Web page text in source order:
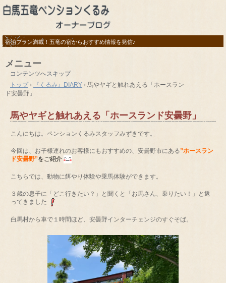
宿泊プラン満載！五竜の宿からおすすめ情報を発信♪
メニュー
コンテンツへスキップ
トップ › 『くるみ』DIARY › 馬やヤギと触れあえる「ホースラン
ド安曇野」
馬やヤギと触れあえる「ホースランド安曇野」
こんにちは。ペンションくるみスタッフみずきです。
今回は、お子様連れのお客様にもおすすめの、安曇野市にある”ホースラン
ド安曇野”をご紹介
こちらでは、動物に餌やり体験や乗馬体験ができます。
３歳の息子に「どこ行きたい？」と聞くと「お馬さん、乗りたい！」と返
ってきました
白馬村から車で１時間ほど、安曇野インターチェンジのすぐそば。